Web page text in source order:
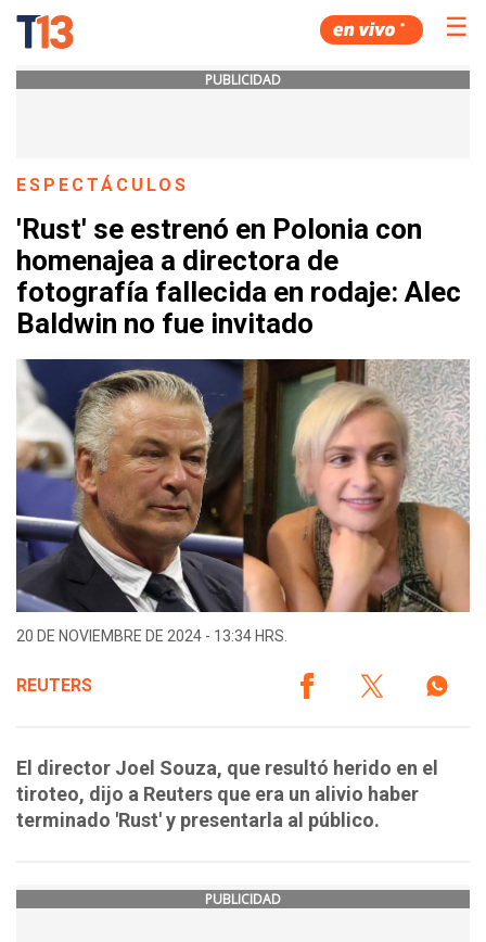
☰
PUBLICIDAD
ESPECTÁCULOS
'Rust' se estrenó en Polonia con
homenajea a directora de
fotografía fallecida en rodaje: Alec
Baldwin no fue invitado
20 DE NOVIEMBRE DE 2024 - 13:34 HRS.
REUTERS
El director Joel Souza, que resultó herido en el
tiroteo, dijo a Reuters que era un alivio haber
terminado 'Rust' y presentarla al público.
PUBLICIDAD